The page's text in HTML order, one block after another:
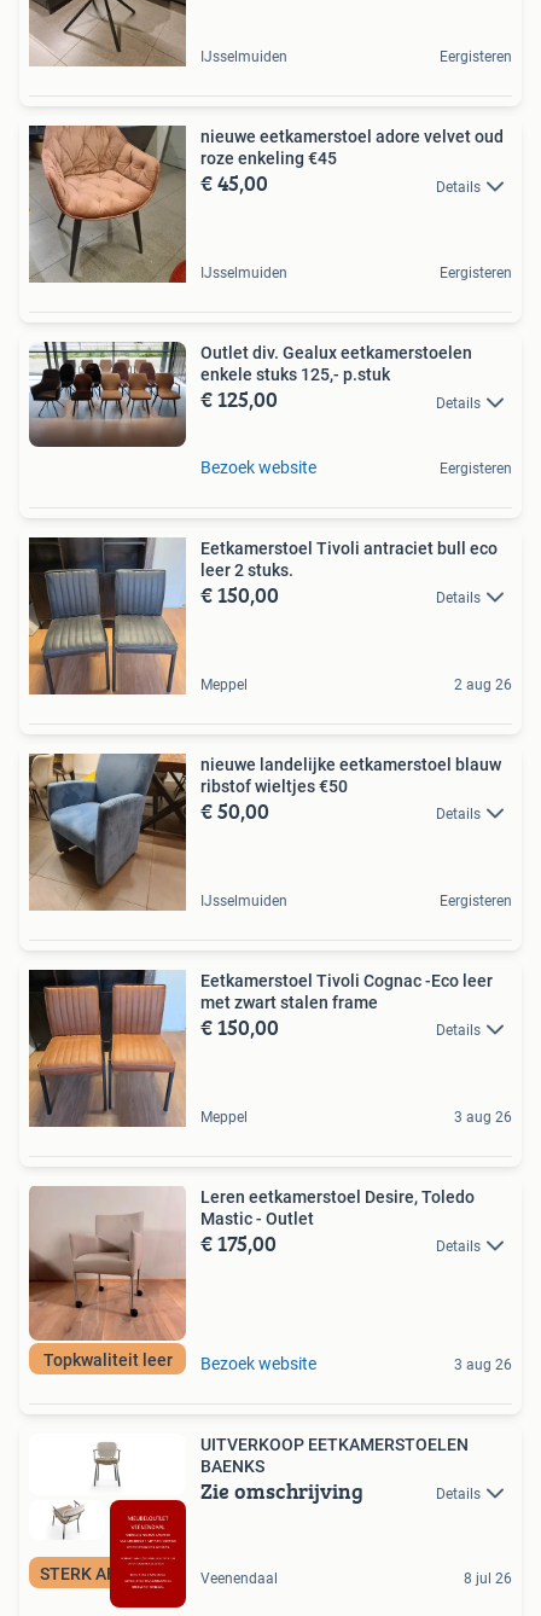
IJsselmuiden Eergisteren
nieuwe eetkamerstoel adore velvet oud
roze enkeling €45
€ 45,00 Details
IJsselmuiden Eergisteren
Outlet div. Gealux eetkamerstoelen
enkele stuks 125,- p.stuk
€ 125,00 Details
Bezoek website Eergisteren
Eetkamerstoel Tivoli antraciet bull eco
leer 2 stuks.
€ 150,00 Details
Meppel 2 aug 26
nieuwe landelijke eetkamerstoel blauw
ribstof wieltjes €50
€ 50,00 Details
IJsselmuiden Eergisteren
Eetkamerstoel Tivoli Cognac -Eco leer
met zwart stalen frame
€ 150,00 Details
Meppel 3 aug 26
Topkwaliteit leer
Leren eetkamerstoel Desire, Toledo
Mastic - Outlet
€ 175,00 Details
Bezoek website 3 aug 26
STERK AFGEPRIJSD
UITVERKOOP EETKAMERSTOELEN
BAENKS
Zie omschrijving Details
Veenendaal 8 jul 26